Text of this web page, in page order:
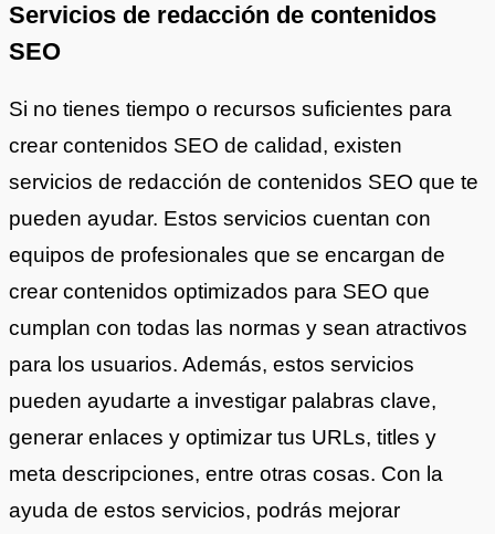
Servicios de redacción de contenidos
SEO
Si no tienes tiempo o recursos suficientes para
crear contenidos SEO de calidad, existen
servicios de redacción de contenidos SEO que te
pueden ayudar. Estos servicios cuentan con
equipos de profesionales que se encargan de
crear contenidos optimizados para SEO que
cumplan con todas las normas y sean atractivos
para los usuarios. Además, estos servicios
pueden ayudarte a investigar palabras clave,
generar enlaces y optimizar tus URLs, titles y
meta descripciones, entre otras cosas. Con la
ayuda de estos servicios, podrás mejorar